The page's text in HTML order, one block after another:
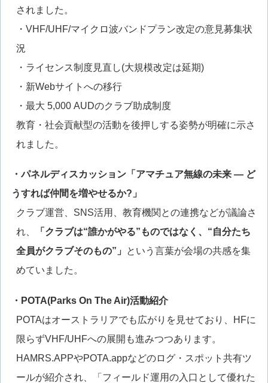
されました。
・VHF/UHF/マイクロ波バンドプラン改定の意見募集状
況
・ライセンス制度見直し(大規模改定は延期)
・新Webサイトへの移行
・最大 5,000 AUDのクラブ助成制度
教育・社会貢献型の活動を後押しする姿勢が明確に示さ
れました。
・パネルディスカッション「アマチュア無線の未来 ― ど
うすれば仲間を増やせるか?」
クラブ運営、SNS活用、教育機関との連携などが議論さ
れ、
「クラブは“誰かがやる”ものではなく、“自分たち
全員がクラブそのもの”」
という言葉が会場の共感を集
めていました。
・POTA(Parks On The Air)活動紹介
POTAはオーストラリアでも広がりを見せており、HFに
限らずVHF/UHFへの展開も進みつつあります。
HAMRS.APPやPOTA.appなどのログ・スポット共有ツ
ールが紹介され、「フィールド運用の入口として優れた